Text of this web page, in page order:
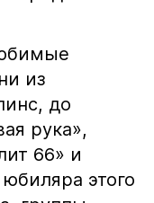
из
до
рука»,
66» и
этого